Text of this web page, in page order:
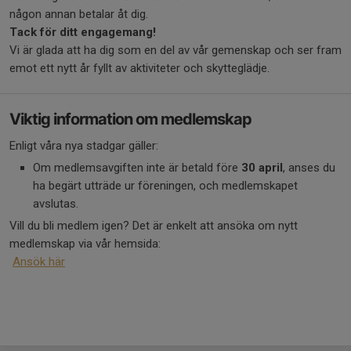
någon annan betalar åt dig.
Tack för ditt engagemang!
Vi är glada att ha dig som en del av vår gemenskap och ser fram
emot ett nytt år fyllt av aktiviteter och skytteglädje.
Viktig information om medlemskap
Enligt våra nya stadgar gäller:
Om medlemsavgiften inte är betald före 30 april, anses du
ha begärt utträde ur föreningen, och medlemskapet
avslutas.
Vill du bli medlem igen? Det är enkelt att ansöka om nytt
medlemskap via vår hemsida:
Ansök här